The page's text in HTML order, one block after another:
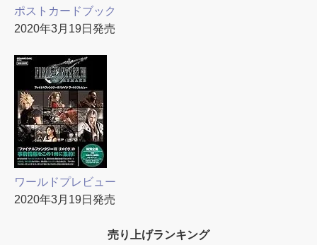
ポストカードブック
2020年3月19日発売
ワールドプレビュー
2020年3月19日発売
売り上げランキング